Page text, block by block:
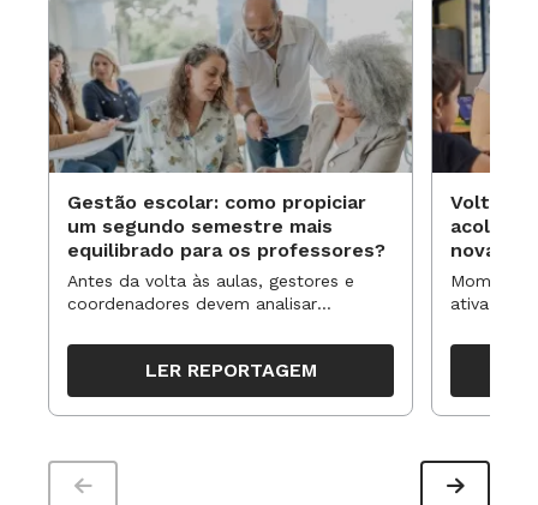
e o Prêmio TAL na categoria Grande destaque
em 2016.”
SAIBA MAIS Crescer sem Violência
Gestão escolar: como propiciar
um segundo semestre mais
equilibrado para os professores?
Antes da volta às aulas, gestores e
coordenadores devem analisar
organizar ações para orientar o
trabalho pedagógico ao longo do
período
LER REPORTAGEM
Volta às
novas
ativa
propostas